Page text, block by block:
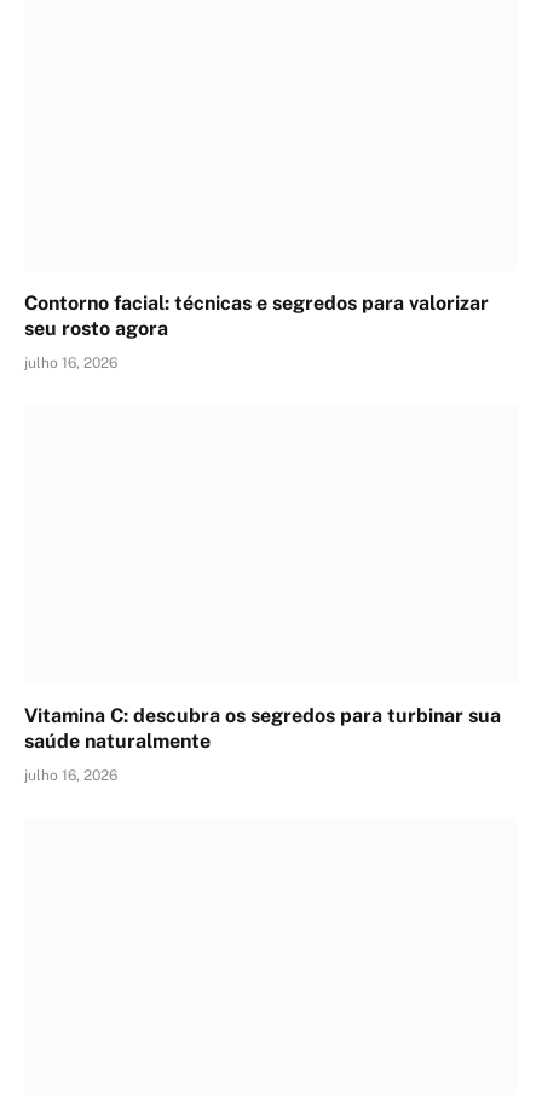
Contorno facial: técnicas e segredos para valorizar
seu rosto agora
julho 16, 2026
Vitamina C: descubra os segredos para turbinar sua
saúde naturalmente
julho 16, 2026